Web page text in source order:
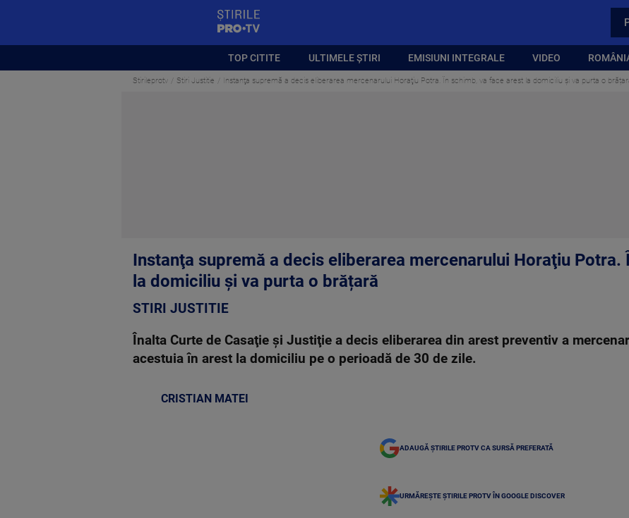
TOP CITITE ULTIMELE ȘTIRI EMISIUNI INTEGRALE VIDEO
Stirileprotv Stiri Justitie Instanţa supremă a decis eliberarea mercenarului Horaţiu Potra. În schimb, va face arest la domiciliu și va purta o
Instanţa supremă a decis eliberarea mercenarului Horaţiu Potra.
la domiciliu și va purta o brățară
STIRI JUSTITIE
Înalta Curte de Casaţie şi Justiţie a decis eliberarea din arest preventiv a
acestuia în arest la domiciliu pe o perioadă de 30 de zile.
CRISTIAN MATEI
ADAUGĂ ȘTIRILE PROTV CA SURSĂ PREFERATĂ
URMĂREȘTE ȘTIRILE PROTV ÎN GOOGLE DISCOVER